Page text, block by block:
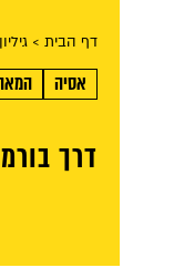
דף הבית > גיליון
אסיה המאה
דרך